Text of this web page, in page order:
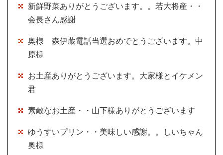
新鮮野菜ありがとうございます。。若大将産・・
会長さん感謝
奥様 森伊蔵電話当選おめでとうございます。中
原様
お土産ありがとうございます。大家様とイケメン
君
素敵なお土産・・山下様ありがとうございます
ゆうすいプリン・・美味しい感謝。。しいちゃん
奥様